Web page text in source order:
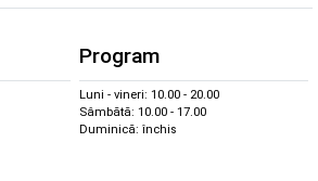
Program
Luni - vineri: 10.00 - 20.00
Sâmbătă: 10.00 - 17.00
Duminică: închis